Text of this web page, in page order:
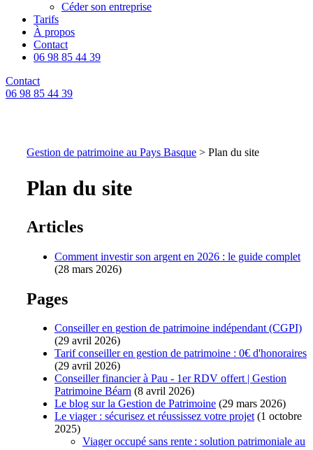
Céder son entreprise
Tarifs
À propos
Contact
06 98 85 44 39
Contact
06 98 85 44 39
Gestion de patrimoine au Pays Basque > Plan du site
Plan du site
Articles
Comment investir son argent en 2026 : le guide complet
(28 mars 2026)
Pages
Conseiller en gestion de patrimoine indépendant (CGPI)
(29 avril 2026)
Tarif conseiller en gestion de patrimoine : 0€ d'honoraires
(29 avril 2026)
Conseiller financier à Pau - 1er RDV offert | Gestion
Patrimoine Béarn (8 avril 2026)
Le blog sur la Gestion de Patrimoine (29 mars 2026)
Le viager : sécurisez et réussissez votre projet (1 octobre
2025)
Viager occupé sans rente : solution patrimoniale au